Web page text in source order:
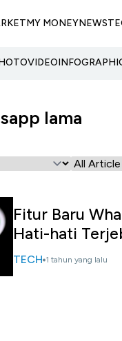
MY MONEYNEWS
VIDEO
lama
Fitur Baru
Hati-hati
TECH 1 tahun yang lalu